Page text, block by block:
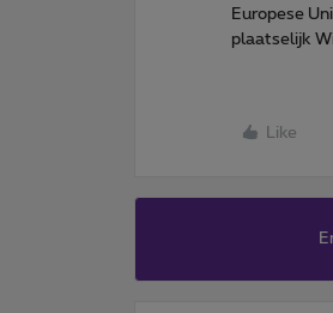
Europese
plaatselijk
Like